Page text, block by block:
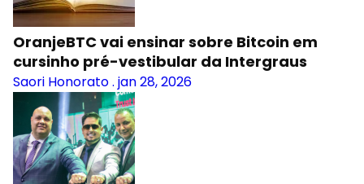
OranjeBTC vai ensinar sobre Bitcoin em
cursinho pré-vestibular da Intergraus
Saori Honorato. jan 28, 2026